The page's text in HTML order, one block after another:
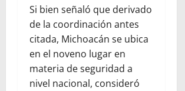
Si bien señaló que derivado
de la coordinación antes
citada, Michoacán se ubica
en el noveno lugar en
materia de seguridad a
nivel nacional, consideró